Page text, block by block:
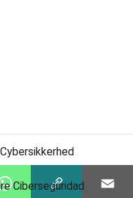
Ciberseguridad